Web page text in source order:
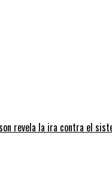
revela la ira contra el